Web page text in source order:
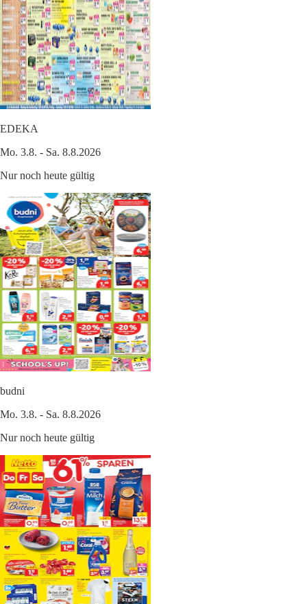
EDEKA
Mo. 3.8. - Sa. 8.8.2026
Nur noch heute gültig
budni
Mo. 3.8. - Sa. 8.8.2026
Nur noch heute gültig